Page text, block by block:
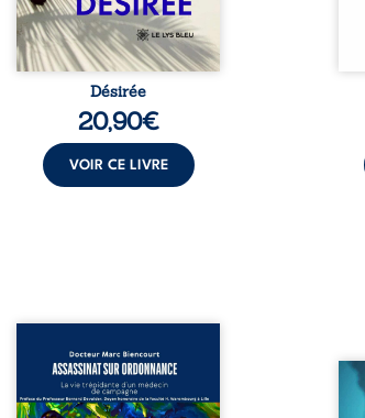
Désirée
20,90€
VOIR CE LIVRE
Assassinat sur ordonnance –
La vie trépidante d’un médecin
de campagne est la réédition
enrichie et actualisée du